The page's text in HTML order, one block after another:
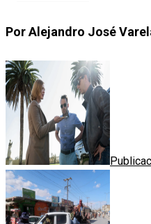
Por Alejandro José